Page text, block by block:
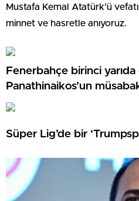
Mustafa Kemal Atatürk’ü
minnet ve hasretle anıyoruz.
Fenerbahçe birinci
Panathinaikos’un
Misli’den Günün Tüyoları!
Süper Lig’de bir